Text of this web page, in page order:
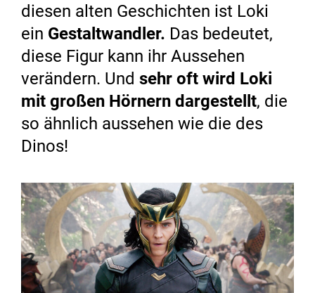
diesen alten Geschichten ist Loki
ein Gestaltwandler. Das bedeutet,
diese Figur kann ihr Aussehen
verändern. Und sehr oft wird Loki
mit großen Hörnern dargestellt, die
so ähnlich aussehen wie die des
Dinos!